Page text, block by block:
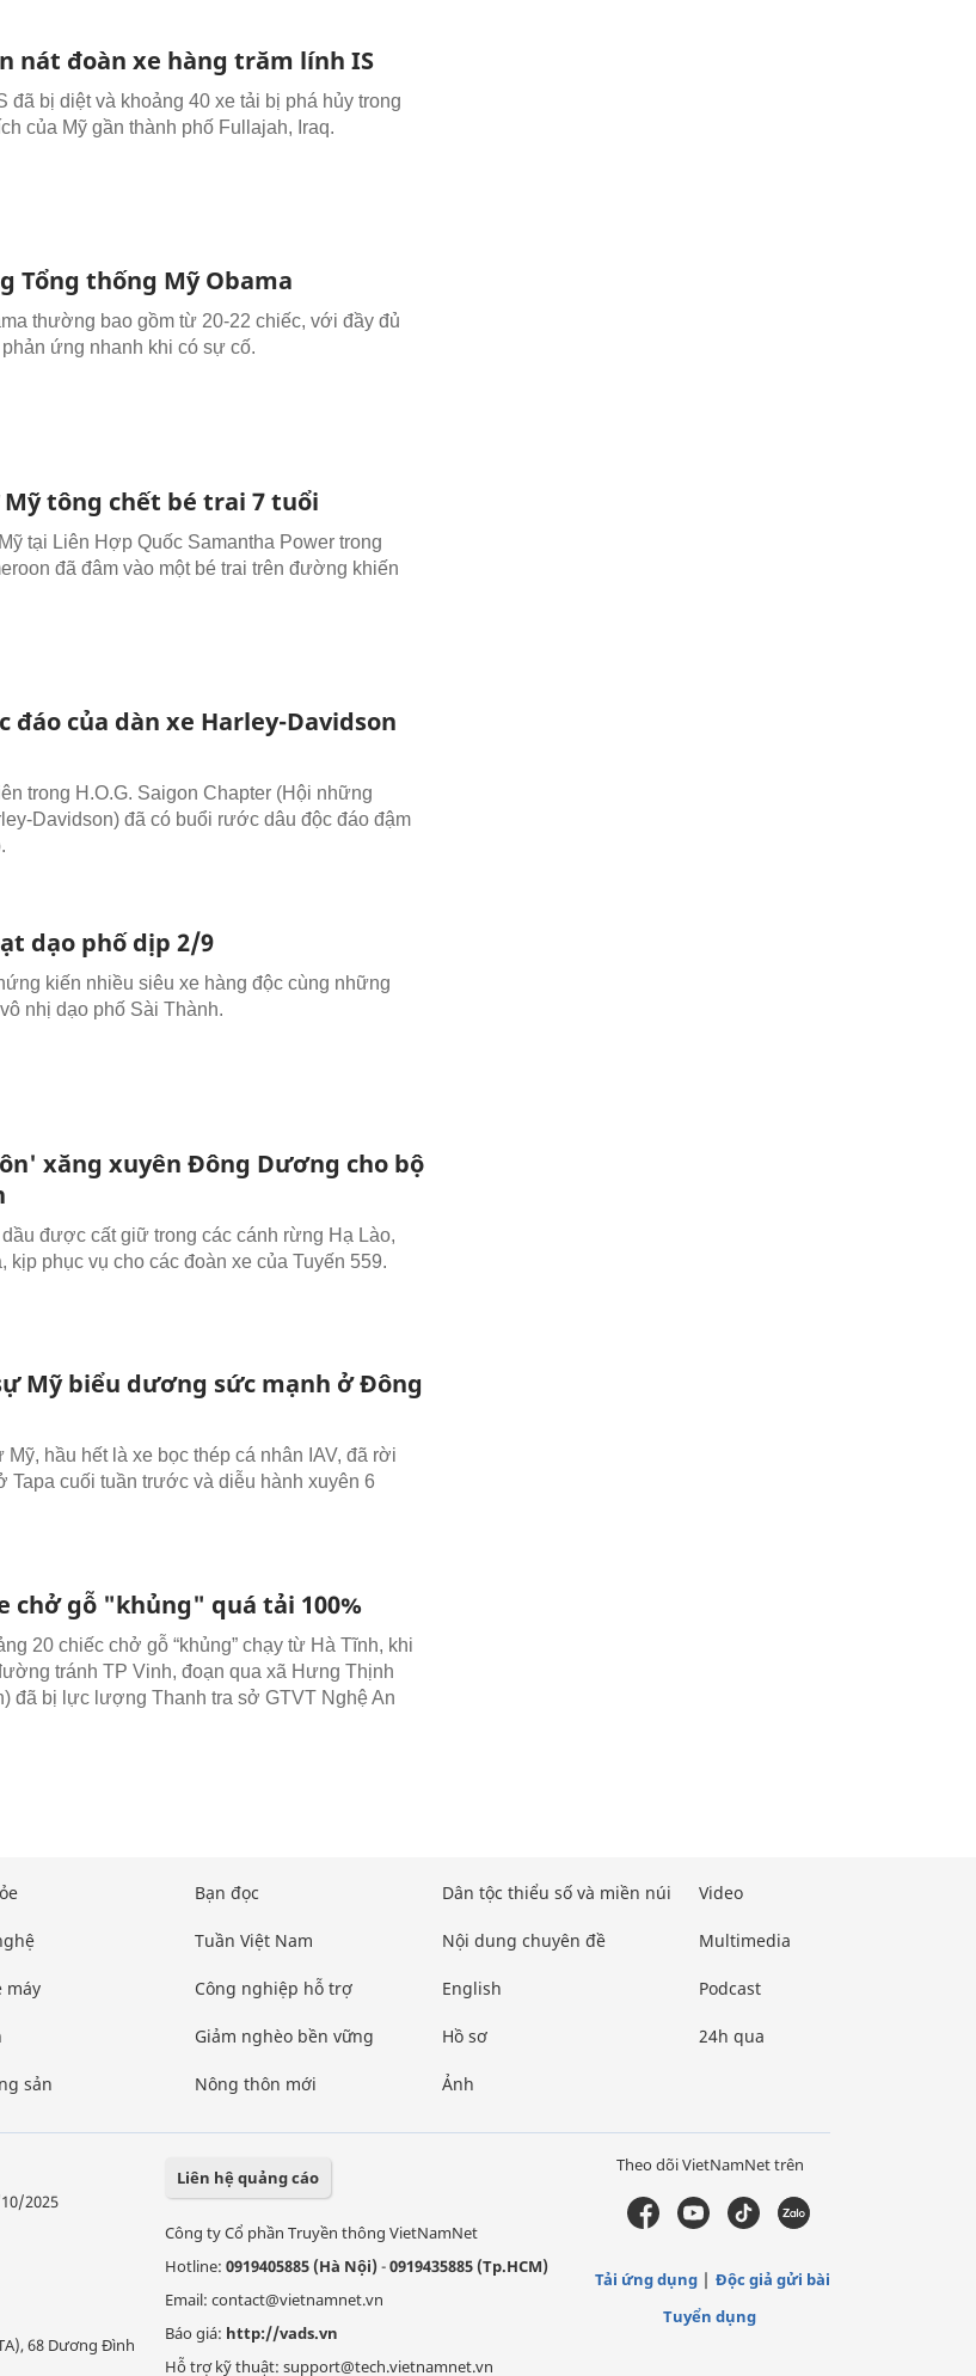
nát đoàn xe hàng trăm lính IS
đã bị diệt và khoảng 40 xe tải bị phá hủy trong
của Mỹ gần thành phố Fullajah, Iraq.
Tổng thống Mỹ Obama
thường bao gồm từ 20-22 chiếc, với đầy đủ
ứng nhanh khi có sự cố.
tông chết bé trai 7 tuổi
tại Liên Hợp Quốc Samantha Power trong
đã đâm vào một bé trai trên đường khiến
đáo của dàn xe Harley-Davidson
trong H.O.G. Saigon Chapter (Hội những
Davidson) đã có buổi rước dâu độc đáo đậm
dạo phố dịp 2/9
kiến nhiều siêu xe hàng độc cùng những
nhị dạo phố Sài Thành.
xăng xuyên Đông Dương cho bộ
được cất giữ trong các cánh rừng Hạ Lào,
kịp phục vụ cho các đoàn xe của Tuyến 559.
Mỹ biểu dương sức mạnh ở Đông
Mỹ, hầu hết là xe bọc thép cá nhân IAV, đã rời
Tapa cuối tuần trước và diễu hành xuyên 6
chở gỗ "khủng" quá tải 100%
20 chiếc chở gỗ “khủng” chạy từ Hà Tĩnh, khi
tránh TP Vinh, đoạn qua xã Hưng Thịnh
đã bị lực lượng Thanh tra sở GTVT Nghệ An
máy
sản
Bạn đọc
Tuần Việt Nam
Công nghiệp hỗ trợ
Giảm nghèo bền vững
Nông thôn mới
Dân tộc thiểu số và miền núi
Nội dung chuyên đề
English
Hồ sơ
Ảnh
Video
Multimedia
Podcast
24h qua
2025
68 Dương Đình
Liên hệ quảng cáo
Công ty Cổ phần Truyền thông VietNamNet
Hotline: 0919405885 (Hà Nội)-0919435885 (Tp.HCM)
Email: contact@vietnamnet.vn
Báo giá: http://vads.vn
Hỗ trợ kỹ thuật: support@tech.vietnamnet.vn
Theo dõi VietNamNet trên
Tải ứng dụng
Độc giả gửi bài
Tuyển dụng